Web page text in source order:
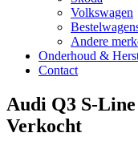
Volkswagen
Andere
Onderhoud &
Contact
Audi Q3 S-
Verkocht